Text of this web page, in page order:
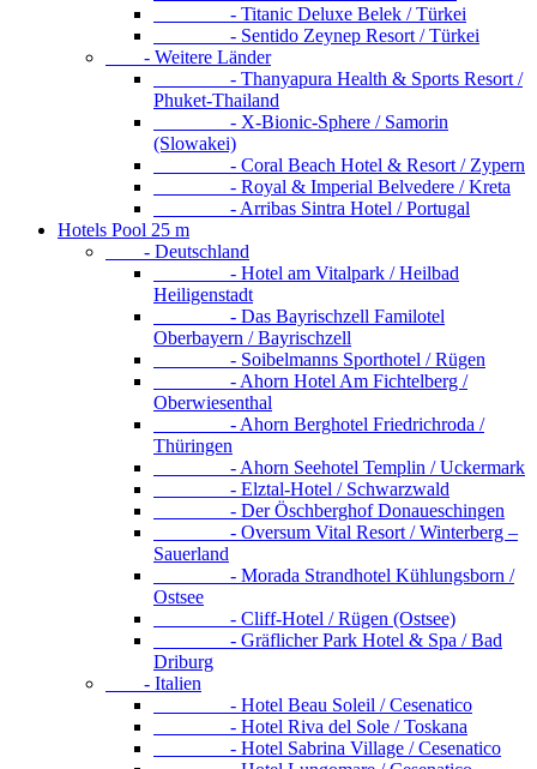
- Titanic Deluxe Belek / Türkei
- Sentido Zeynep Resort / Türkei
- Weitere Länder
- Thanyapura Health & Sports Resort /
Phuket-Thailand
- X-Bionic-Sphere / Samorin
(Slowakei)
- Coral Beach Hotel & Resort / Zypern
- Royal & Imperial Belvedere / Kreta
- Arribas Sintra Hotel / Portugal
Hotels Pool 25 m
- Deutschland
- Hotel am Vitalpark / Heilbad
Heiligenstadt
- Das Bayrischzell Familotel
Oberbayern / Bayrischzell
- Soibelmanns Sporthotel / Rügen
- Ahorn Hotel Am Fichtelberg /
Oberwiesenthal
- Ahorn Berghotel Friedrichroda /
Thüringen
- Ahorn Seehotel Templin / Uckermark
- Elztal-Hotel / Schwarzwald
- Der Öschberghof Donaueschingen
- Oversum Vital Resort / Winterberg –
Sauerland
- Morada Strandhotel Kühlungsborn /
Ostsee
- Cliff-Hotel / Rügen (Ostsee)
- Gräflicher Park Hotel & Spa / Bad
Driburg
- Italien
- Hotel Beau Soleil / Cesenatico
- Hotel Riva del Sole / Toskana
- Hotel Sabrina Village / Cesenatico